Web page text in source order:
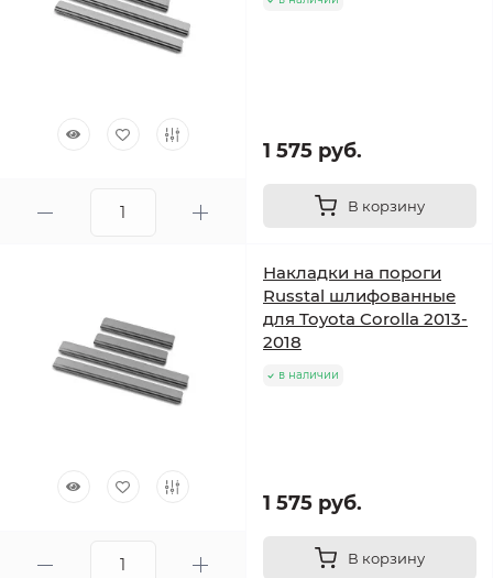
1 575 руб.
В корзину
Накладки на пороги
Russtal шлифованные
для Toyota Corolla 2013-
2018
в наличии
1 575 руб.
В корзину